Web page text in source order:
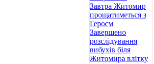
Завтра Житомир
прощатиметься з
Героєм
Завершено
розслідування
вибухів біля
Житомира влітку